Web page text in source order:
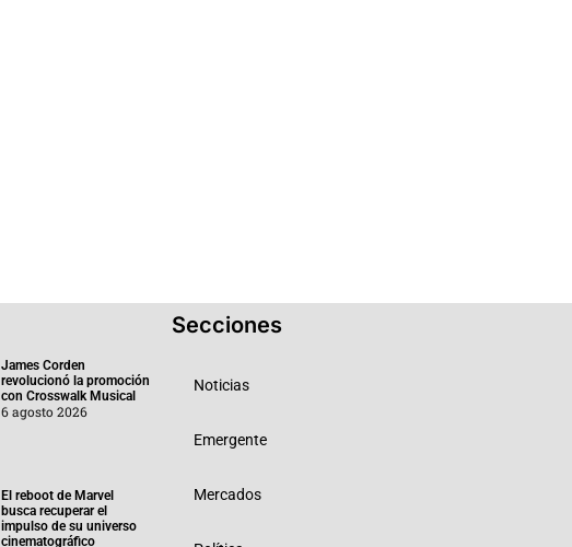
James Corden
revolucionó la promoción
con Crosswalk Musical
6 agosto 2026
El reboot de Marvel
busca recuperar el
impulso de su universo
cinematográfico
Secciones
Noticias
Emergente
Mercados